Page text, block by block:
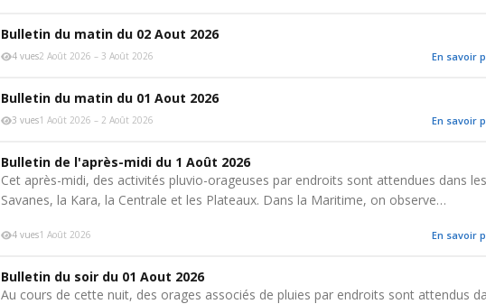
Bulletin du matin du 02 Aout 2026
4 vues2 Août 2026 – 3 Août 2026 En savoir
Bulletin du matin du 01 Aout 2026
3 vues1 Août 2026 – 2 Août 2026 En savoir
Bulletin de l'après-midi du 1 Août 2026
Cet après-midi, des activités pluvio-orageuses par endroits sont attendues dans les
Savanes, la Kara, la Centrale et les Plateaux. Dans la Maritime, on observe…
4 vues1 Août 2026 En savoir
Bulletin du soir du 01 Aout 2026
Au cours de cette nuit, des orages associés de pluies par endroits sont attendus